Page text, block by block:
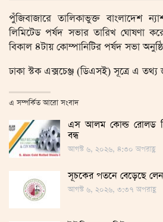
পুঁজিবাজারে তালিকাভুক্ত বাংলাদেশ
লিমিটেড পর্ষদ সভার তারিখ ঘোষণা
বিকাল ৪টায় কোম্পানিটির পর্ষদ সভা
ঢাকা স্টক এক্সচেঞ্জ (ডিএসই) সূত্রে এ তথ্য
এ সম্পর্কিত আরো সংবাদ
এস আলম কোল্ড রোলড
বন্ধ
আগস্ট ৬, ২০২৬, ৪:৩০ অপরাহ্ণ
সূচকের পতনে বেড়েছে
আগস্ট ৬, ২০২৬, ৩:৩৭ অপরাহ্ণ